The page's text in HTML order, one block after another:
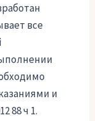
все
и
88 ч 1.